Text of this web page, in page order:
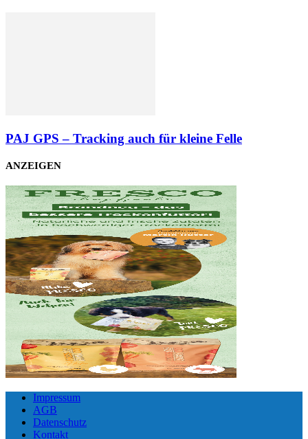
PAJ GPS – Tracking auch für kleine Felle
ANZEIGEN
Impressum
AGB
Datenschutz
Kontakt